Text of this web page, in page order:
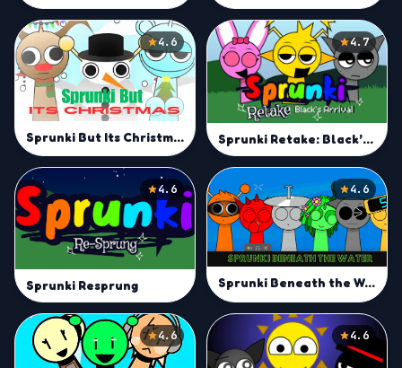
4.6
Sprunki But Its Christmas
4.7
Sprunki Retake: Black’s Arrival
4.6
Sprunki Resprung
4.6
Sprunki Beneath the Water
4.6 4.6